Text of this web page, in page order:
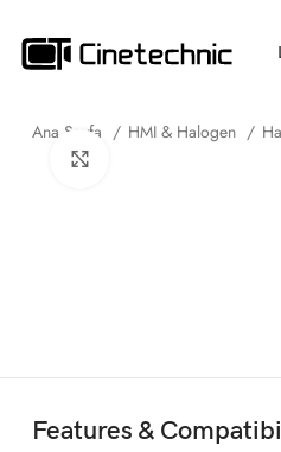
Ana Sayfa HMI & Halogen
Features &